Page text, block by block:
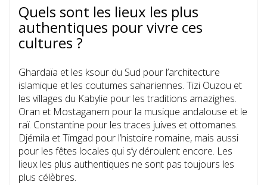
Quels sont les lieux les plus
authentiques pour vivre ces
cultures ?
Ghardaïa et les ksour du Sud pour l’architecture
islamique et les coutumes sahariennes. Tizi Ouzou et
les villages du Kabylie pour les traditions amazighes.
Oran et Mostaganem pour la musique andalouse et le
raï. Constantine pour les traces juives et ottomanes.
Djémila et Timgad pour l’histoire romaine, mais aussi
pour les fêtes locales qui s’y déroulent encore. Les
lieux les plus authentiques ne sont pas toujours les
plus célèbres.